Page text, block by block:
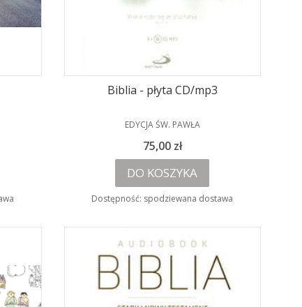
Biblia - płyta CD/mp3
PRODUCENT
EDYCJA ŚW. PAWŁA
Cena
75,00 zł
DO KOSZYKA
Dostępność: spodziewana dostawa